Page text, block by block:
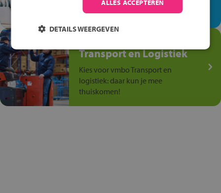
op de winkelvloer, waar elke dag
anders is!
Transport en Logistiek
Kies voor vmbo Transport en
logistiek: daar kun je mee
thuiskomen!
ALLES ACCEPTEREN
DETAILS WEERGEVEN